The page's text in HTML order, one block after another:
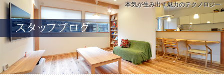
本気が生み出す魅力のテクノロジー